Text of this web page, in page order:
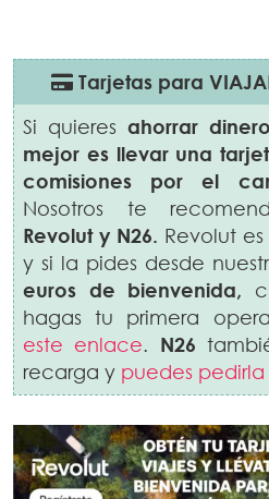
Tarjetas para
Si quieresahorrar
mejor es llevar una
comisiones por el
Nosotros te
Revolut y N26. Revolut
y si la pides desde
euros de bienvenida,
hagas tu primera
este enlace. N26
recarga y puedes